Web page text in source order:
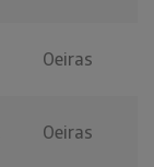
Oeiras
Oeiras